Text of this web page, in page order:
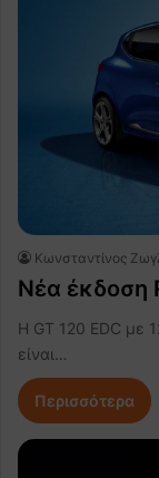
Κωνσταντίνος
Νέα έκδοση
H GT 120 EDC με
είναι…
Περισσότερα